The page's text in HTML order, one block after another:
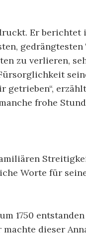
Er berichtet
zu verlieren,
frohe
Worte für
1750
dieser